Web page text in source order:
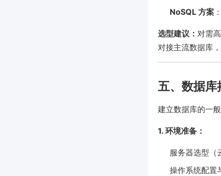
NoSQL 方案
选型建议： 对需
对接主流数据库
五、数据库
建立数据库的一
1. 环境准备：
服务器选型（
操作系统配置